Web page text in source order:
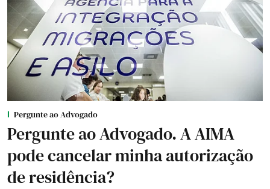
Pergunte ao Advogado
Pergunte ao Advogado. A AIMA
pode cancelar minha autorização
de residência?